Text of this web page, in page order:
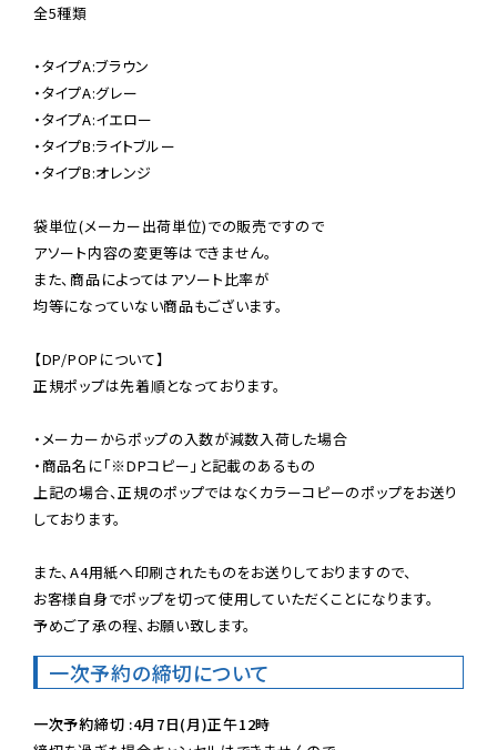
全5種類
・タイプA:ブラウン
・タイプA:グレー
・タイプA:イエロー
・タイプB:ライトブルー
・タイプB:オレンジ
袋単位(メーカー出荷単位)での販売ですので
アソート内容の変更等はできません。
また、商品によってはアソート比率が
均等になっていない商品もございます。
【DP/POPについて】
正規ポップは先着順となっております。
・メーカーからポップの入数が減数入荷した場合
・商品名に「※DPコピー」と記載のあるもの
上記の場合、正規のポップではなくカラーコピーのポップをお送り
しております。
また、A4用紙へ印刷されたものをお送りしておりますので、
お客様自身でポップを切って使用していただくことになります。
予めご了承の程、お願い致します。
一次予約の締切について
一次予約締切 :4月7日(月)正午12時